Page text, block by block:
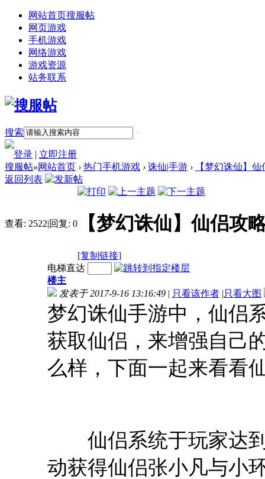
网站首页搜服帖
网页游戏
手机游戏
网络游戏
游戏资源
站务联系
搜索
登录 | 立即注册
搜服帖»网站首页 › 热门手机游戏 › 诛仙|手游 ›
【梦幻诛仙】
返回列表
查看: 2522|回复: 0 【梦幻诛仙】仙侣攻
[复制链接]
电梯直达
楼主
发表于 2017-9-16 13:16:49 | 只看该作者 |只看大图
梦幻诛仙手游中，仙侣
获取仙侣，来增强自己
么样，下面一起来看看
仙侣系统于玩家达到
动获得仙侣张小凡与小